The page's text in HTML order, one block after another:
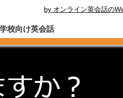
by オンライン英会話の
学校向け英会話